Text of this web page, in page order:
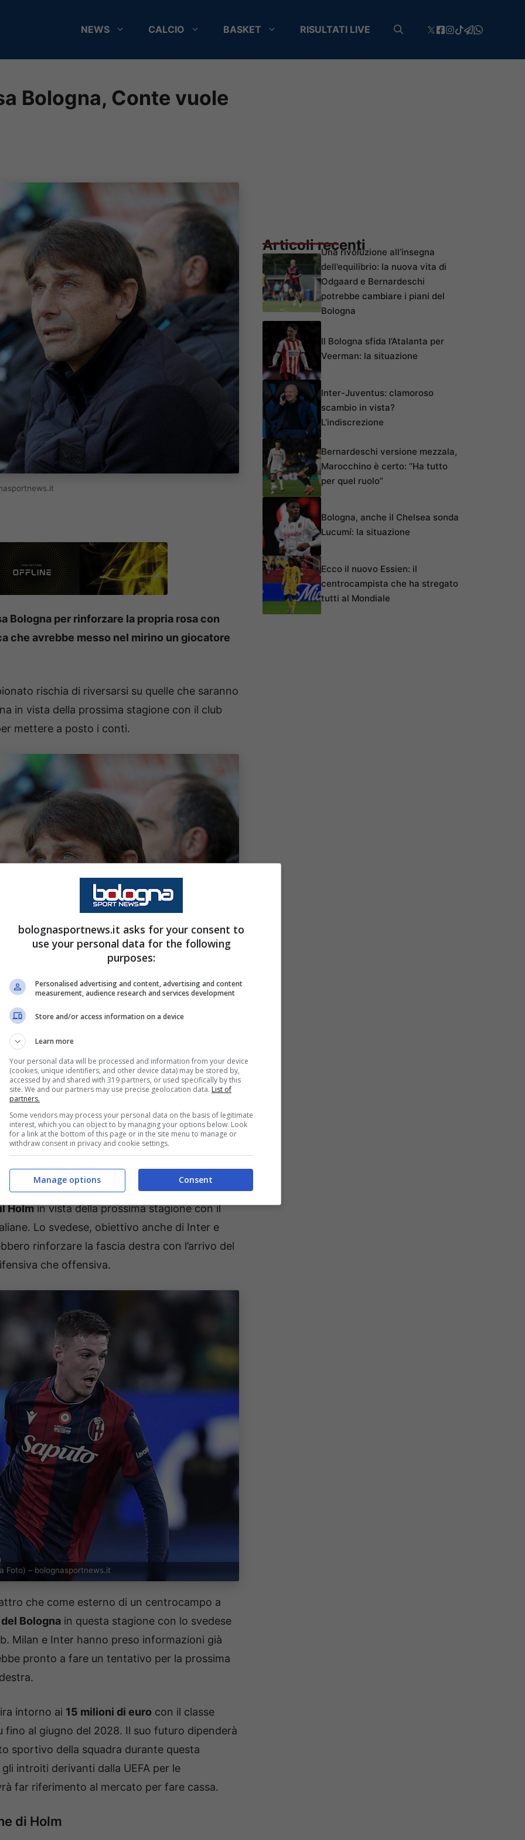
NEWS CALCIO BASKET RISULTATI LIVE
Bologna, Conte vuole
Bologna per rinforzare la propria rosa con
che avrebbe messo nel mirino un giocatore
rischia di riversarsi su quelle che saranno
in vista della prossima stagione con il club
mettere a posto i conti.
calciatore rossoblu che sta disputando una
durante le quali ha collezionato alcune
dovesse centrare la qualificazione alle
lasciar partire alcuni pezzi pregiati per fare
un calciatore verso Napoli
Holmin vista della prossima stagione con il
Lo svedese, obiettivo anche di Inter e
rinforzare la fascia destra con l’arrivo del
che offensiva.
Foto) – bolognasportnews.it
che come esterno di un centrocampo a
Bologna in questa stagione con lo svedese
Milan e Inter hanno preso informazioni già
pronto a fare un tentativo per la prossima
intorno ai 15 milioni di euro con il classe
al giugno del 2028. Il suo futuro dipenderà
sportivo della squadra durante questa
introiti derivanti dalla UEFA per le
far riferimento al mercato per fare cassa.
di Holm
Articoli recentiUna rivoluzione all’insegna
dell’equilibrio: la nuova vita di
Odgaard e Bernardeschi
potrebbe cambiare i piani del
Bologna
Il Bologna sfida l’Atalanta per
Veerman: la situazione
Inter-Juventus: clamoroso
scambio in vista?
L’indiscrezione
Bernardeschi versione mezzala,
Marocchino è certo: “Ha tutto
per quel ruolo”
Bologna, anche il Chelsea sonda
Lucumí: la situazione
Ecco il nuovo Essien: il
centrocampista che ha stregato
tutti al Mondiale
bolognasportnews.it asks for your consent to
use your personal data for the following
purposes:
Personalised advertising and content, advertising and content
measurement, audience research and services development
Store and/or access information on a device
Learn more
Your personal data will be processed and information from your device
(cookies, unique identifiers, and other device data) may be stored by,
accessed by and shared with 319 partners, or used specifically by this
site. We and our partners may use precise geolocation data. List of
partners.
Some vendors may process your personal data on the basis of legitimate
interest, which you can object to by managing your options below. Look
for a link at the bottom of this page or in the site menu to manage or
withdraw consent in privacy and cookie settings.
Consent
Manage options